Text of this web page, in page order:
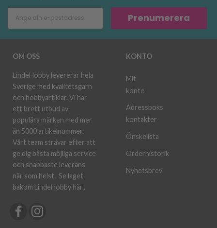
Prenumerera
OM OSS
LindeHobby levererar hela
Sverige med kvalitetsgarn
och hobbyartiklar. Vi har
ett brett utbud av
populära märken med mer
än 5000 artikelnummer.
Vårt team strävar efter att
ge dig bästa möjliga service
och snabbaste leverans
när som helst. Se laget
bakom LindeHobby här..
KONTO
Mit
konto
Adressboks
kontakter
Önskelista
Orderhistorik
Nyhetsbrev